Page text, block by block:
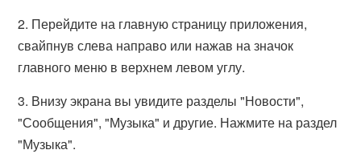
2. Перейдите на главную страницу приложения,
свайпнув слева направо или нажав на значок
главного меню в верхнем левом углу.
3. Внизу экрана вы увидите разделы "Новости",
"Сообщения", "Музыка" и другие. Нажмите на раздел
"Музыка".